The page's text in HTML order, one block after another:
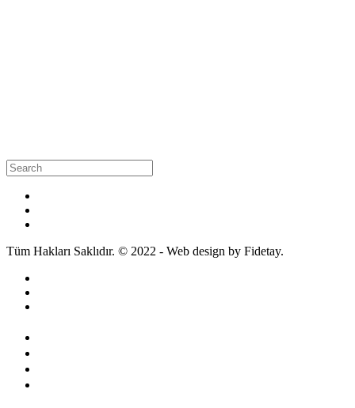
Tüm Hakları Saklıdır. © 2022 - Web design by Fidetay.